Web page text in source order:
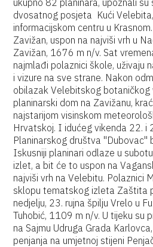
ukupno 82 planinara, upoznali
dvosatnog posjeta Kući
informacijskom centru u
Zavižan, uspon na najviši vrh u
Zavižan, 1676 m n/v. Sat
najmlađi polaznici škole, uživaju
i vizure na sve strane. Nakon
obilazak Velebitskog botaničkog
planinarski dom na Zavižanu,
najstarijom visinskom
Hrvatskoj. I idućeg vikenda 22. i
Planinarskog društva "Dubovac"
Iskusniji planinari odlaze u
izlet, a bit će to uspon na
najviši vrh na Velebitu. Polaznici
sklopu tematskog izleta Zaštita
nedjelju, 23. rujna špilju Vrelo u
Tuhobić, 1109 m n/v. U tijeku su
na Sajmu Udruga Grada
penjanja na umjetnoj stijeni